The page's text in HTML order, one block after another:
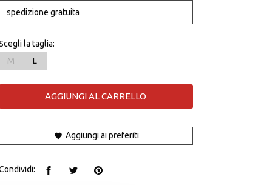
spedizione gratuita
la taglia:
M
L
AGGIUNGI AL CARRELLO
Aggiungi ai preferiti